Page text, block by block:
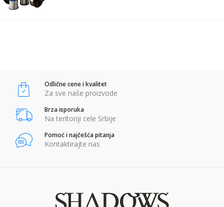
POŠALJI
Odlične cene i kvalitet
Za sve naše proizvode
Brza isporuka
Na teritoriji cele Srbije
Pomoć i najčešća pitanja
Kontaktirajte nas